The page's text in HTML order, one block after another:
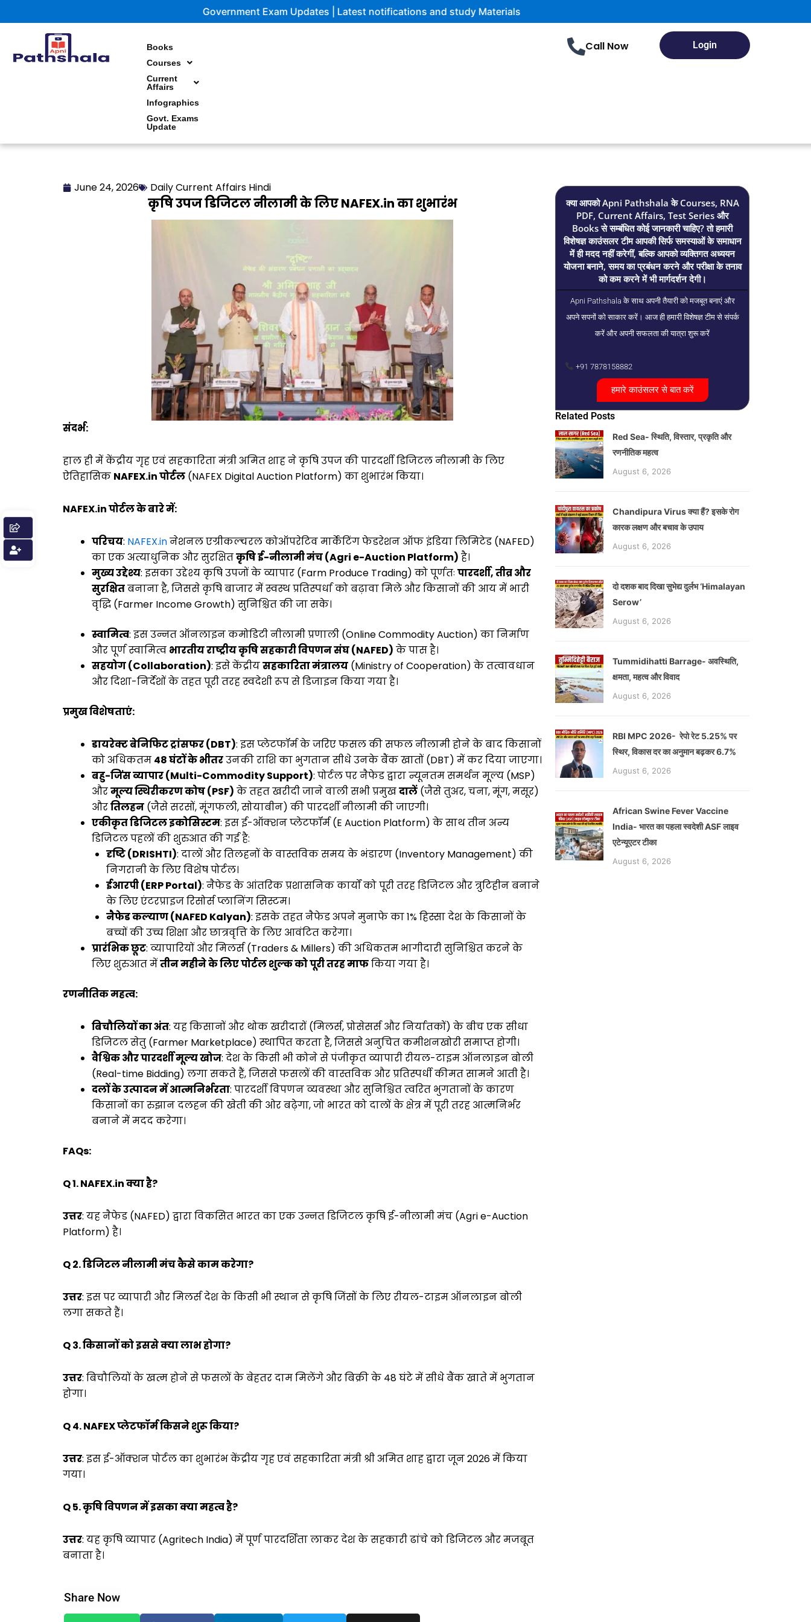
to
Government Exam Updates | Latest notifications and study Materials
Books
Courses
Current
Affairs
Infographics
Govt. Exams
Update
Call Now Login
June 24, 2026 Daily Current Affairs Hindi
कृषि उपज डिजिटल नीलामी के लिए NAFEX.in का शुभारंभ
संदर्भ:
हाल ही में केंद्रीय गृह एवं सहकारिता मंत्री अमित शाह ने कृषि उपज की पारदर्शी डिजिटल नीलामी के लिए
ऐतिहासिक NAFEX.in पोर्टल (NAFEX Digital Auction Platform) का शुभारंभ किया।
NAFEX.in पोर्टल के बारे में:
परिचय: NAFEX.inनेशनल एग्रीकल्चरल कोऑपरेटिव मार्केटिंग फेडरेशन ऑफ इंडिया लिमिटेड (NAFED)
का एक अत्याधुनिक और सुरक्षितकृषि ई-नीलामी मंच (Agri e-Auction Platform) है।
मुख्य उद्देश्य: इसका उद्देश्य कृषि उपजों के व्यापार (Farm Produce Trading) को पूर्णतः पारदर्शी, तीव्र और
सुरक्षितबनाना है, जिससे कृषि बाजार में स्वस्थ प्रतिस्पर्धा को बढ़ावा मिले और किसानों की आय में भारी
वृद्धि (Farmer Income Growth) सुनिश्चित की जा सके।
स्वामित्व: इस उन्नत ऑनलाइन कमोडिटी नीलामी प्रणाली (Online Commodity Auction) का निर्माण
और पूर्ण स्वामित्व भारतीय राष्ट्रीय कृषि सहकारी विपणन संघ (NAFED) के पास है।
सहयोग (Collaboration): इसे केंद्रीयसहकारिता मंत्रालय (Ministry of Cooperation) के तत्वावधान
और दिशा-निर्देशों के तहत पूरी तरह स्वदेशी रूप से डिजाइन किया गया है।
प्रमुख विशेषताएं:
डायरेक्ट बेनिफिट ट्रांसफर (DBT): इस प्लेटफॉर्म के जरिए फसल की सफल नीलामी होने के बाद किसानों
को अधिकतम 48 घंटों के भीतरउनकी राशि का भुगतान सीधे उनके बैंक खातों (DBT) में कर दिया जाएगा।
बहु-जिंस व्यापार (Multi-Commodity Support): पोर्टल पर नैफेड द्वारा न्यूनतम समर्थन मूल्य (MSP)
औरमूल्य स्थिरीकरण कोष (PSF) के तहत खरीदी जाने वाली सभी प्रमुखदालें (जैसे तुअर, चना, मूंग, मसूर)
औरतिलहन (जैसे सरसों, मूंगफली, सोयाबीन) की पारदर्शी नीलामी की जाएगी।
एकीकृत डिजिटल इकोसिस्टम: इस ई-ऑक्शन प्लेटफॉर्म (E Auction Platform) के साथ तीन अन्य
डिजिटल पहलों की शुरुआत की गई है:
दृष्टि (DRISHTI): दालों और तिलहनों के वास्तविक समय के भंडारण (Inventory Management) की
निगरानी के लिए विशेष पोर्टल।
ईआरपी (ERP Portal): नैफेड के आंतरिक प्रशासनिक कार्यों को पूरी तरह डिजिटल और त्रुटिहीन बनाने
के लिए एंटरप्राइज रिसोर्स प्लानिंग सिस्टम।
नैफेड कल्याण (NAFED Kalyan): इसके तहत नैफेड अपने मुनाफे का 1% हिस्सा देश के किसानों के
बच्चों की उच्च शिक्षा और छात्रवृत्ति के लिए आवंटित करेगा।
प्रारंभिक छूट: व्यापारियों और मिलर्स (Traders & Millers) की अधिकतम भागीदारी सुनिश्चित करने के
लिए शुरुआत मेंतीन महीने के लिए पोर्टल शुल्क को पूरी तरह माफकिया गया है।
रणनीतिक महत्व:
बिचौलियों का अंत: यह किसानों और थोक खरीदारों (मिलर्स, प्रोसेसर्स और निर्यातकों) के बीच एक सीधा
डिजिटल सेतु (Farmer Marketplace) स्थापित करता है, जिससे अनुचित कमीशनखोरी समाप्त होगी।
वैश्विक और पारदर्शी मूल्य खोज: देश के किसी भी कोने से पंजीकृत व्यापारी रीयल-टाइम ऑनलाइन बोली
(Real-time Bidding) लगा सकते हैं, जिससे फसलों की वास्तविक और प्रतिस्पर्धी कीमत सामने आती है।
दलों के उत्पादन में आत्मनिर्भरता: पारदर्शी विपणन व्यवस्था और सुनिश्चित त्वरित भुगतानों के कारण
किसानों का रुझान दलहन की खेती की ओर बढ़ेगा, जो भारत को दालों के क्षेत्र में पूरी तरह आत्मनिर्भर
बनाने में मदद करेगा।
FAQs:
Q 1. NAFEX.in क्या है?
उत्तर: यह नैफेड (NAFED) द्वारा विकसित भारत का एक उन्नत डिजिटल कृषि ई-नीलामी मंच (Agri e-Auction
Platform) है।
Q 2. डिजिटल नीलामी मंच कैसे काम करेगा?
उत्तर: इस पर व्यापारी और मिलर्स देश के किसी भी स्थान से कृषि जिंसों के लिए रीयल-टाइम ऑनलाइन बोली
लगा सकते हैं।
Q 3. किसानों को इससे क्या लाभ होगा?
उत्तर: बिचौलियों के खत्म होने से फसलों के बेहतर दाम मिलेंगे और बिक्री के 48 घंटे में सीधे बैंक खाते में भुगतान
होगा।
Q 4. NAFEX प्लेटफॉर्म किसने शुरू किया?
उत्तर: इस ई-ऑक्शन पोर्टल का शुभारंभ केंद्रीय गृह एवं सहकारिता मंत्री श्री अमित शाह द्वारा जून 2026 में किया
गया।
Q 5. कृषि विपणन में इसका क्या महत्व है?
उत्तर: यह कृषि व्यापार (Agritech India) में पूर्ण पारदर्शिता लाकर देश के सहकारी ढांचे को डिजिटल और मजबूत
बनाता है।
Share Now
क्या आपको Apni Pathshala के Courses, RNA
PDF, Current Affairs, Test Series और
Books से सम्बंधित कोई जानकारी चाहिए? तो हमारी
विशेषज्ञ काउंसलर टीम आपकी सिर्फ समस्याओं के समाधान
में ही मदद नहीं करेगीं, बल्कि आपको व्यक्तिगत अध्ययन
योजना बनाने, समय का प्रबंधन करने और परीक्षा के तनाव
को कम करने में भी मार्गदर्शन देगी।
Apni Pathshala के साथ अपनी तैयारी को मजबूत बनाएं और
अपने सपनों को साकार करें। आज ही हमारी विशेषज्ञ टीम से संपर्क
करें और अपनी सफलता की यात्रा शुरू करें
+91 7878158882
हमारे काउंसलर से बात करें
Related Posts
Red Sea- स्थिति, विस्तार, प्रकृति और
रणनीतिक महत्व
August 6, 2026
Chandipura Virus क्या हैं? इसके रोग
कारक लक्षण और बचाव के उपाय
August 6, 2026
दो दशक बाद दिखा सुभेद्य दुर्लभ ‘Himalayan
Serow’
August 6, 2026
Tummidihatti Barrage- अवस्थिति,
क्षमता, महत्व और विवाद
August 6, 2026
RBI MPC 2026- रेपो रेट 5.25% पर
स्थिर, विकास दर का अनुमान बढ़कर 6.7%
August 6, 2026
African Swine Fever Vaccine
India- भारत का पहला स्वदेशी ASF लाइव
एटेन्यूएटर टीका
August 6, 2026